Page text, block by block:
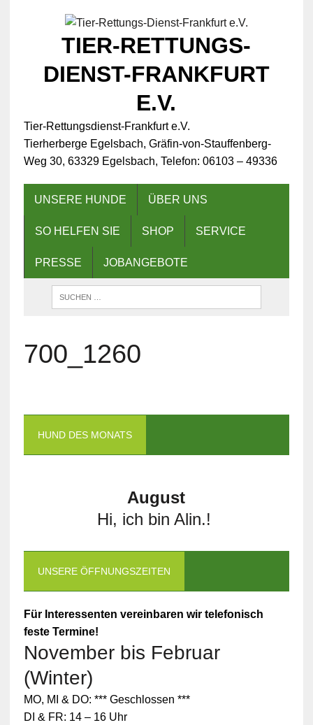
TIER-RETTUNGS-
DIENST-FRANKFURT
E.V.
Tier-Rettungsdienst-Frankfurt e.V.
Tierherberge Egelsbach, Gräfin-von-Stauffenberg-
Weg 30, 63329 Egelsbach, Telefon: 06103 – 49336
UNSERE HUNDE ÜBER UNS
SO HELFEN SIE SHOP SERVICE
PRESSE JOBANGEBOTE
700_1260
HUND DES MONATS
August
Hi, ich bin Alin.!
UNSERE ÖFFNUNGSZEITEN
Für Interessenten vereinbaren wir telefonisch
feste Termine!
November bis Februar
(Winter)
MO, MI & DO: *** Geschlossen ***
DI & FR: 14 – 16 Uhr